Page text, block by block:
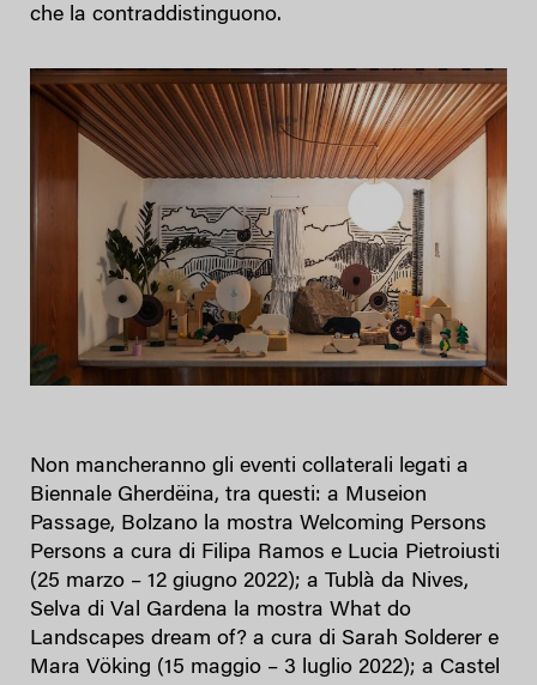
che la contraddistinguono.
Non mancheranno gli eventi collaterali legati a
Biennale Gherdëina, tra questi: a Museion
Passage, Bolzano la mostra Welcoming Persons
Persons a cura di Filipa Ramos e Lucia Pietroiusti
(25 marzo – 12 giugno 2022); a Tublà da Nives,
Selva di Val Gardena la mostra What do
Landscapes dream of? a cura di Sarah Solderer e
Mara Vöking (15 maggio – 3 luglio 2022); a Castel